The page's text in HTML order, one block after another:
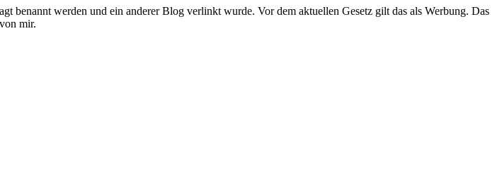
benannt werden und ein anderer Blog verlinkt wurde. Vor dem aktuellen Gesetz gilt das als Werbung. Das
mir.